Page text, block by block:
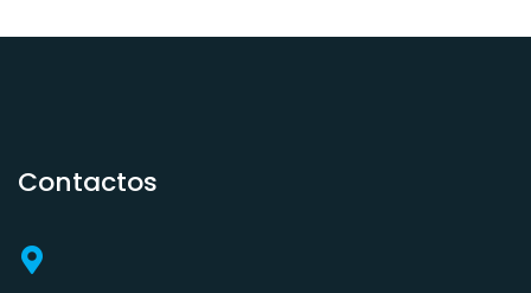
Contactos